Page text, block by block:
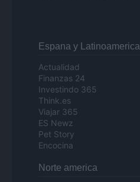
Espana y Latinoamerica
Actualidad
Finanzas 24
Investindo 365
Think.es
Viajar 365
ES Newz
Pet Story
Encocina
Norte america